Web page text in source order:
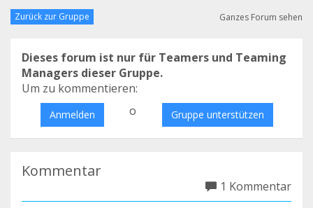
Zurück zur Gruppe Ganzes Forum sehen
Dieses forum ist nur für Teamers und Teaming
Managers dieser Gruppe.
Um zu kommentieren:
Anmelden o Gruppe unterstützen
Kommentar
1 Kommentar